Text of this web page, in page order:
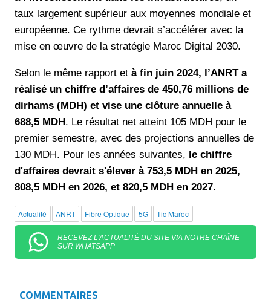
taux largement supérieur aux moyennes mondiale et
européenne. Ce rythme devrait s’accélérer avec la
mise en œuvre de la stratégie Maroc Digital 2030.
Selon le même rapport et à fin juin 2024, l’ANRT a
réalisé un chiffre d’affaires de 450,76 millions de
dirhams (MDH) et vise une clôture annuelle à
688,5 MDH. Le résultat net atteint 105 MDH pour le
premier semestre, avec des projections annuelles de
130 MDH. Pour les années suivantes, le chiffre
d'affaires devrait s'élever à 753,5 MDH en 2025,
808,5 MDH en 2026, et 820,5 MDH en 2027.
Actualité ANRT Fibre Optique 5G Tic Maroc
RECEVEZ L'ACTUALITÉ DU SITE VIA NOTRE CHAÎNE
SUR WHATSAPP
COMMENTAIRES